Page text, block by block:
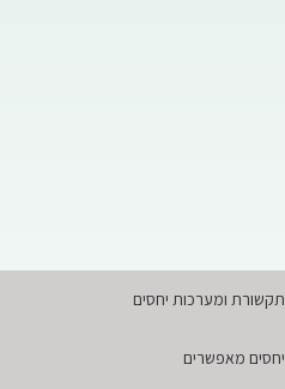
תקשורת ומערכות יחסים
יחסים מאפשרים